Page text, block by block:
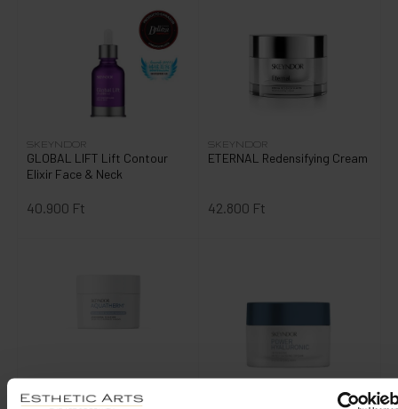
GLOBAL LIFT Lift Contour
Elixir Face & Neck
SKEYNDOR
40.900 Ft
ETERNAL Redensifying Cream
SKEYNDOR
42.800 Ft
AQUATHERM - CREAM normal